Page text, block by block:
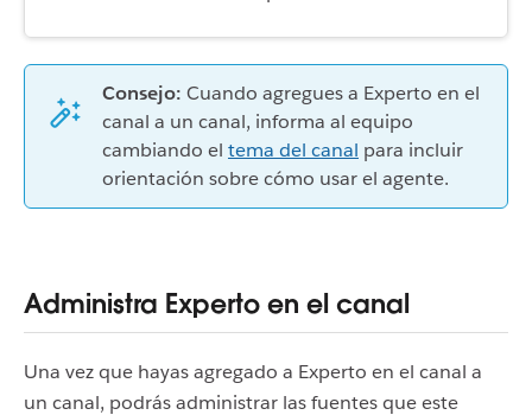
Consejo: Cuando agregues a Experto en el
canal a un canal, informa al equipo
cambiando el tema del canal para incluir
orientación sobre cómo usar el agente.
Administra Experto en el canal
Una vez que hayas agregado a Experto en el canal a
un canal, podrás administrar las fuentes que este